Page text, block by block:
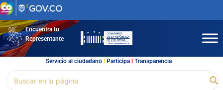
Ir
al
contenidoEncuentra tu
Representante
Servicio al ciudadano l Participal Transparencia
por: